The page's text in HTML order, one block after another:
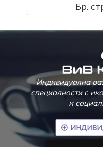
Бр.
Индивидуална
специалности с
и